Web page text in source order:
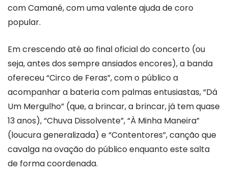
com Camané, com uma valente ajuda de coro
popular.
Em crescendo até ao final oficial do concerto (ou
seja, antes dos sempre ansiados encores), a banda
ofereceu “Circo de Feras”, com o público a
acompanhar a bateria com palmas entusiastas, “Dá
Um Mergulho” (que, a brincar, a brincar, já tem quase
13 anos), “Chuva Dissolvente”, “À Minha Maneira”
(loucura generalizada) e “Contentores”, canção que
cavalga na ovação do público enquanto este salta
de forma coordenada.